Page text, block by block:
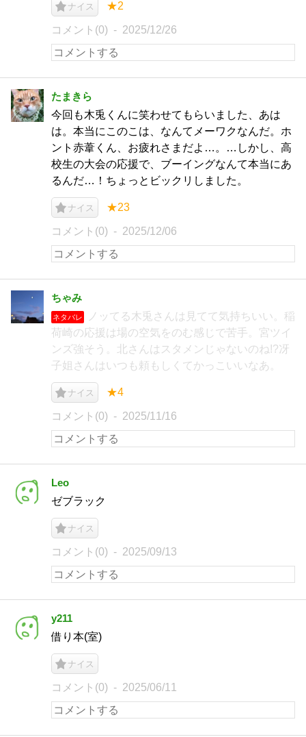
ナイス ★2
コメント(0) 2025/12/26
たまきら
今回も木兎くんに笑わせてもらいました、あは
は。本当にこのこは、なんてメーワクなんだ。ホ
ント赤葦くん、お疲れさまだよ…。…しかし、高
校生の大会の応援で、ブーイングなんて本当にあ
るんだ…！ちょっとビックリしました。
ナイス ★23
コメント(0) 2025/12/06
ちゃみ
ネタバレ
ノッてる木兎さんは見てて気持ちいい。稲
荷崎の応援は場の空気をのむ感じで苦手。宮ツイ
ンズ強そう。北さんはスタメンじゃないのね!?冴
子姐さんはいつも頼もしくてかっこいいなあ。
ナイス ★4
コメント(0) 2025/11/16
Leo
ゼブラック
ナイス
コメント(0) 2025/09/13
y211
借り本(室)
ナイス
コメント(0) 2025/06/11